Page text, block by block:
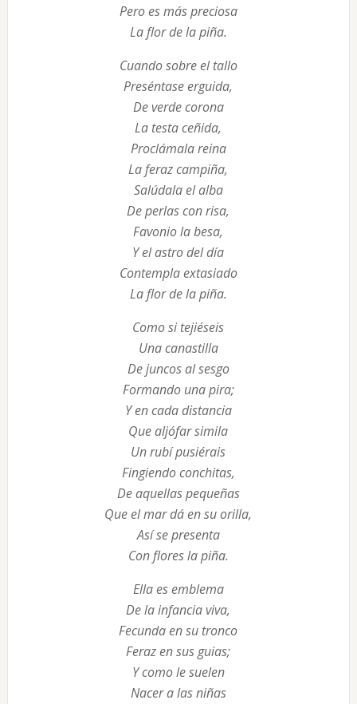
Pero es más preciosa
La flor de la piña.
Cuando sobre el tallo
Preséntase erguida,
De verde corona
La testa ceñida,
Proclámala reina
La feraz campiña,
Salúdala el alba
De perlas con risa,
Favonio la besa,
Y el astro del día
Contempla extasiado
La flor de la piña.
Como si tejiéseis
Una canastilla
De juncos al sesgo
Formando una pira;
Y en cada distancia
Que aljófar simila
Un rubí pusiérais
Fingiendo conchitas,
De aquellas pequeñas
Que el mar dá en su orilla,
Así se presenta
Con flores la piña.
Ella es emblema
De la infancia viva,
Fecunda en su tronco
Feraz en sus guias;
Y como le suelen
Nacer a las niñas